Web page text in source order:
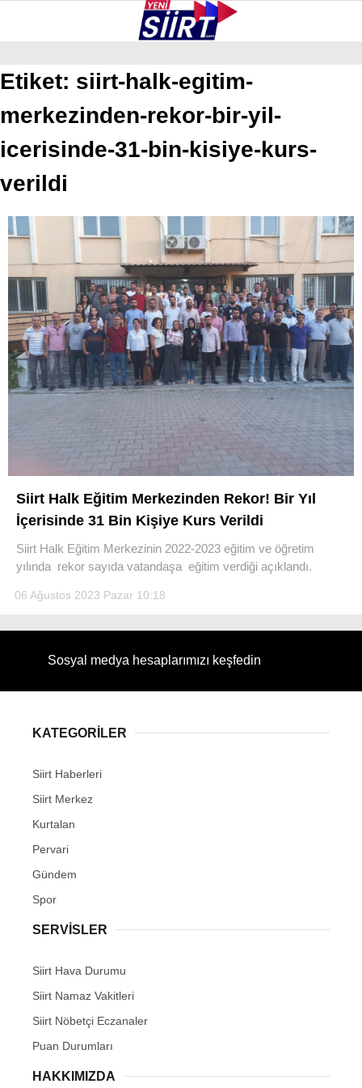
WhatsApp İhbar Hattı
Facebook
Youtube
GALERİ VİDEO YAZARLAR
PERVARI
ŞIRVAN
TILLO
GÜNDEM
NÖBETÇI ECZANELER
Etiket: siirt-halk-egitim-
merkezinden-rekor-bir-yil-
icerisinde-31-bin-kisiye-kurs-
verildi
Siirt Halk Eğitim Merkezinden Rekor! Bir Yıl
İçerisinde 31 Bin Kişiye Kurs Verildi
Siirt Halk Eğitim Merkezinin 2022-2023 eğitim ve öğretim
yılında rekor sayıda vatandaşa eğitim verdiği açıklandı.
06 Ağustos 2023 Pazar 10:18
Sosyal medya hesaplarımızı keşfedin
KATEGORİLER
Siirt Haberleri
Siirt Merkez
Kurtalan
Pervari
Gündem
Spor
SERVİSLER
Siirt Hava Durumu
Siirt Namaz Vakitleri
Siirt Nöbetçi Eczanaler
Puan Durumları
HAKKIMIZDA